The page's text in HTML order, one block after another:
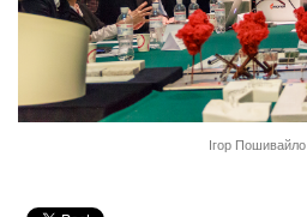
Ігор Пошивайло